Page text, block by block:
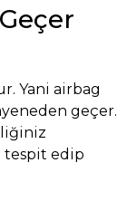
Yani airbag
geçer.
tespit edip